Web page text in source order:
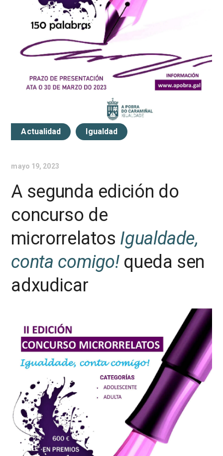
Actualidad Igualdad
mayo 19, 2023
A segunda edición do
concurso de
microrrelatos Igualdade,
conta comigo!queda sen
adxudicar